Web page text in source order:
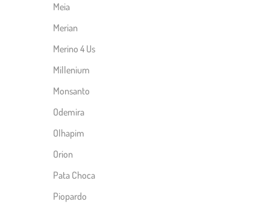
Meia
Merian
Merino 4 Us
Millenium
Monsanto
Odemira
Olhapim
Orion
Pata Choca
Piopardo